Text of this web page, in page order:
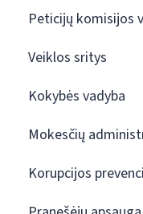
Peticijų komisijos
Veiklos sritys
Kokybės vadyba
Mokesčių
Korupcijos